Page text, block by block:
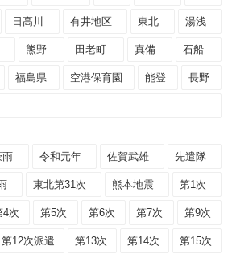
日高川 有井地区 東北 湯浅
熊野 田老町 真備 石船
福島県 空港保育園 能登 長野
雨 令和元年 佐賀武雄 先遣隊
東北第31次 熊本地震 第1次
4次 第5次 第6次 第7次 第9次
第12次派遣 第13次 第14次 第15次